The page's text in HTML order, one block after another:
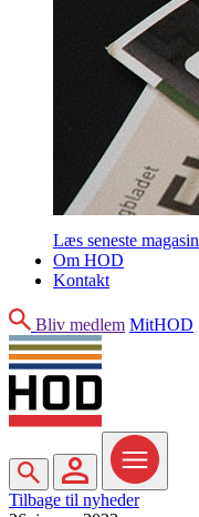
Læs seneste magasin
Om HOD
Kontakt
Søg
Bliv medlem MitHOD
Søg MitHOD Menu
Tilbage til nyheder